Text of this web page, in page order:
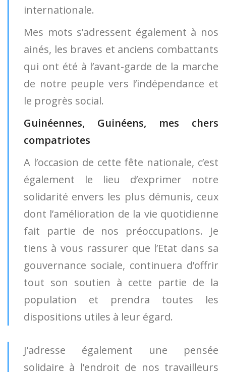
internationale.
Mes mots s’adressent également à nos
ainés, les braves et anciens combattants
qui ont été à l’avant-garde de la marche
de notre peuple vers l’indépendance et
le progrès social.
Guinéennes, Guinéens, mes chers
compatriotes
A l’occasion de cette fête nationale, c’est
également le lieu d’exprimer notre
solidarité envers les plus démunis, ceux
dont l’amélioration de la vie quotidienne
fait partie de nos préoccupations. Je
tiens à vous rassurer que l’Etat dans sa
gouvernance sociale, continuera d’offrir
tout son soutien à cette partie de la
population et prendra toutes les
dispositions utiles à leur égard.
J’adresse également une pensée
solidaire à l’endroit de nos travailleurs